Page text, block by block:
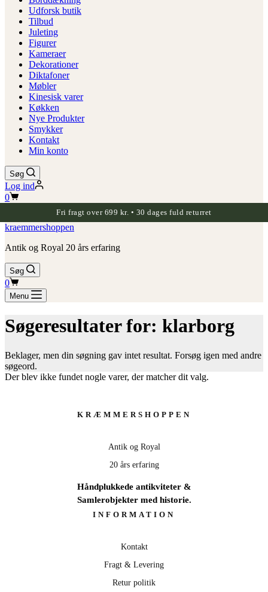
Udforsk butik
Tilbud
Juleting
Figurer
Kameraer
Dekorationer
Diktafoner
Møbler
Kinesisk varer
Køkken
Nye Produkter
Smykker
Kontakt
Min konto
Søg
Log ind
Indkøbskurv
0
Fri fragt over 699 kr. • 30 dages fuld returret
kraemmershoppen
Antik og Royal 20 års erfaring
Søg
Indkøbskurv
0
Menu
Søgeresultater for: klarborg
Beklager, men din søgning gav intet resultat. Forsøg igen med andre
søgeord.
Der blev ikke fundet nogle varer, der matcher dit valg.
KRÆMMERSHOPPEN
Antik og Royal
20 års erfaring
Håndplukkede antikviteter &
Samlerobjekter med historie.
INFORMATION
Kontakt
Fragt & Levering
Retur politik